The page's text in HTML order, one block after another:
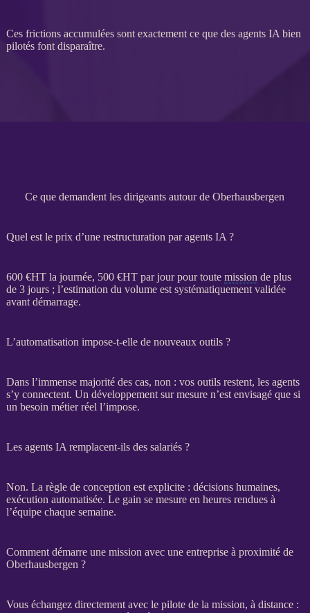
Ces frictions accumulées sont exactement ce que des agents IA bien
pilotés font disparaître.
Ce que demandent les dirigeants autour de Oberhausbergen
Quel est le prix d’une restructuration par agents IA ?
600 €HTla journée, 500 €HTpar jour pour toute mission de plus
de 3 jours ; l’estimation du volume est systématiquement validée
avant démarrage.
L’automatisation impose-t-elle de nouveaux outils ?
Dans l’immense majorité des cas, non : vos outils restent, les agents
s’y connectent. Un développement sur mesure n’est envisagé que si
un besoin métier réel l’impose.
Les agents IA remplacent-ils des salariés ?
Non. La règle de conception est explicite : décisions humaines,
exécution automatisée. Le gain se mesure en heures rendues à
l’équipe chaque semaine.
Comment démarre une mission avec une entreprise à proximité de
Oberhausbergen ?
Vous échangez directement avec le pilote de la mission, à distance :